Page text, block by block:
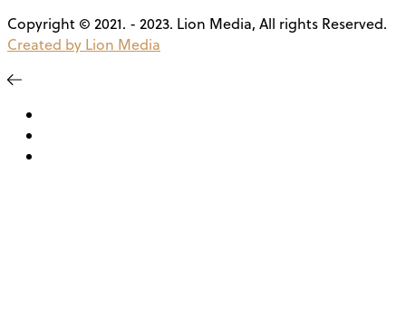
Copyright © 2021. - 2023. Lion Media, All rights Reserved.
Created by Lion Media